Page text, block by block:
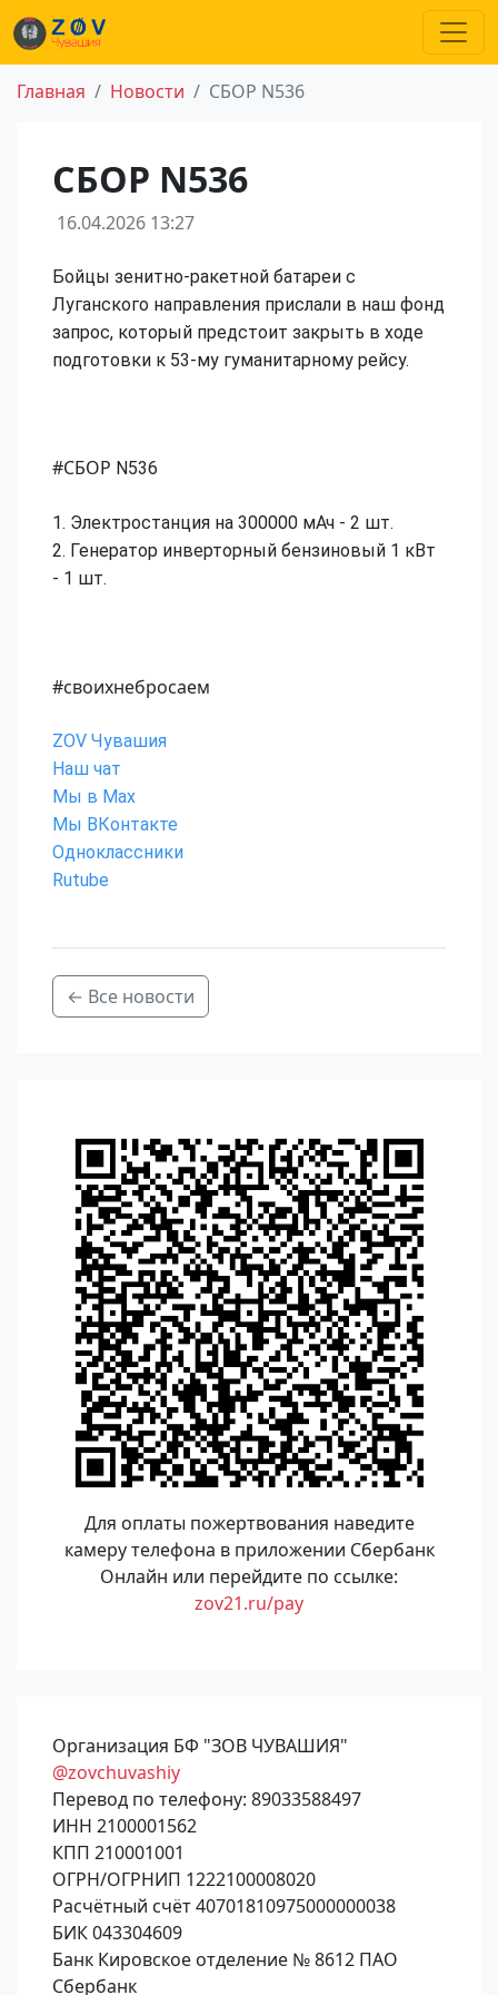
Главная Новости СБОР N536
СБОР N536
16.04.2026 13:27
Бойцы зенитно-ракетной батареи с
Луганского направления прислали в наш фонд
запрос, который предстоит закрыть в ходе
подготовки к 53-му гуманитарному рейсу.
#СБОР N536
1. Электростанция на 300000 мАч - 2 шт.
2. Генератор инверторный бензиновый 1 кВт
- 1 шт.
#своихнебросаем
ZOV Чувашия
Наш чат
Мы в Max
Мы ВКонтакте
Одноклассники
Rutube
← Все новости
Для оплаты пожертвования наведите
камеру телефона в приложении Сбербанк
Онлайн или перейдите по ссылке:
zov21.ru/pay
Организация БФ "ЗОВ ЧУВАШИЯ"
@zovchuvashiy
Перевод по телефону: 89033588497
ИНН 2100001562
КПП 210001001
ОГРН/ОГРНИП 1222100008020
Расчётный счёт 40701810975000000038
БИК 043304609
Банк Кировское отделение № 8612 ПАО
Сбербанк